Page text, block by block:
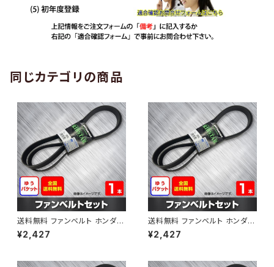
同じカテゴリの商品
送料無料 ファンベルト ホンダ
ゼスト 型式JE1 H18.03～H24.
11 （国内トップメーカー） 1本 H
¥2,427
送料無料 ファンベルト ホンダ ラ
イフ 型式JB6 H15.09～H20.1
1 （国内トップメーカー） 1本 HA
¥2,427